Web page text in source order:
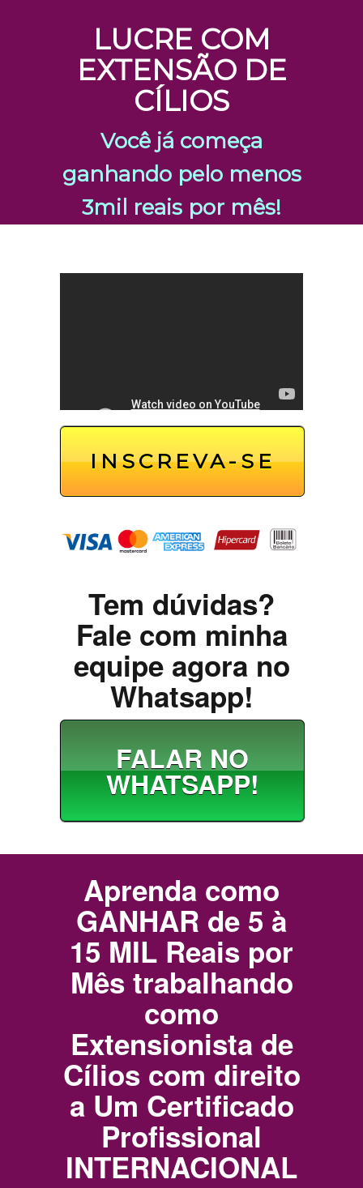
LUCRE COM
EXTENSÃO DE
CÍLIOS
Você já começa
ganhando pelo menos
3mil reais por mês!
INSCREVA-SE
Tem dúvidas?
Fale com minha
equipe agora no
Whatsapp!
FALAR NO
WHATSAPP!
Aprenda como
GANHAR de 5 à
15 MIL Reais por
Mês trabalhando
como
Extensionista de
Cílios com direito
a Um Certificado
Profissional
INTERNACIONAL